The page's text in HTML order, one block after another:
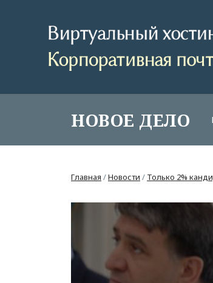
НОВОЕ ДЕЛО
Главная /Новости / Только 2%